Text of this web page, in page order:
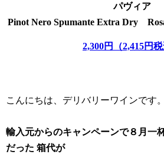
パヴィア
Pinot Nero Spumante Extra Dry
2,300円（2,415円税
こんにちは、デリバリーワインです。
輸入元からのキャンペーンで８月一
だった 箱代が